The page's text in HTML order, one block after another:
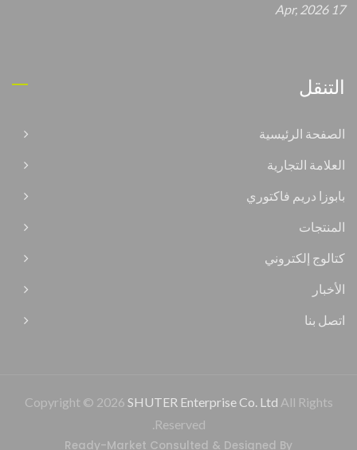
17 Apr, 2026
التنقل
الصفحة الرئيسية
العلامة التجارية
بابوزا دريم فاكتوري
المنتجات
كتالوج إلكتروني
الأخبار
اتصل بنا
Copyright © 2026 SHUTER Enterprise Co. Ltd All Rights
Reserved.
Consulted & Designed By
Ready-Market